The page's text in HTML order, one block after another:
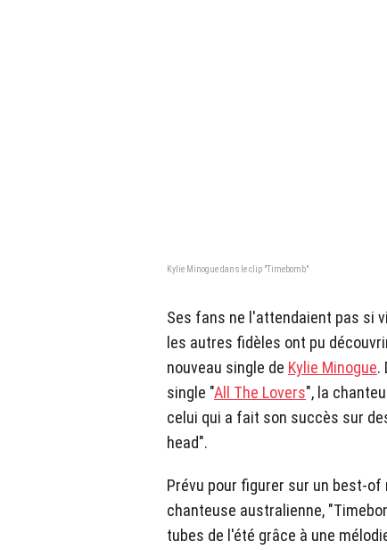
Kylie Minogue dans le clip "Timebomb"
Ses fans ne l'attendaient pas si
les autres fidèles ont pu
nouveau single de Kylie Minogue.
single "All The Lovers", la
celui qui a fait son succès sur
head".
Prévu pour figurer sur un best-
chanteuse australienne,
tubes de l'été grâce à une